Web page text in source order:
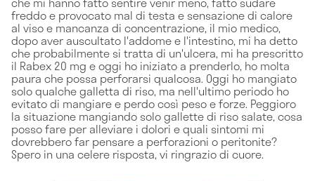
freddo e provocato mal di testa e sensazione di calore
al viso e mancanza di concentrazione, il mio medico,
dopo aver auscultato l'addome e l'intestino, mi ha detto
che probabilmente si tratta di un'ulcera, mi ha prescritto
il Rabex 20 mg e oggi ho iniziato a prenderlo, ho molta
paura che possa perforarsi qualcosa. Oggi ho mangiato
solo qualche galletta di riso, ma nell'ultimo periodo ho
evitato di mangiare e perdo così peso e forze. Peggioro
la situazione mangiando solo gallette di riso salate, cosa
posso fare per alleviare i dolori e quali sintomi mi
dovrebbero far pensare a perforazioni o peritonite?
Spero in una celere risposta, vi ringrazio di cuore.